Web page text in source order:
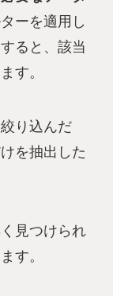
ーを適用し
ると、該当
す。
り込んだ
を抽出した
見つけられ
す。